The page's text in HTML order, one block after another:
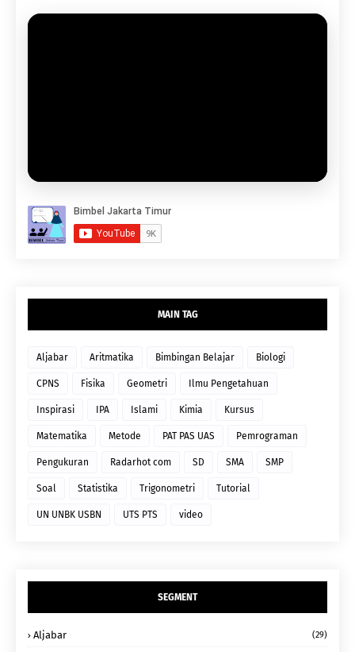
MAIN TAG
Aljabar Aritmatika Bimbingan Belajar Biologi
CPNS Fisika Geometri Ilmu Pengetahuan
Inspirasi IPA Islami Kimia Kursus
Matematika Metode PAT PAS UAS Pemrograman
Pengukuran Radarhot com SD SMA SMP
Soal Statistika Trigonometri Tutorial
UN UNBK USBN UTS PTS video
SEGMENT
Aljabar (29)